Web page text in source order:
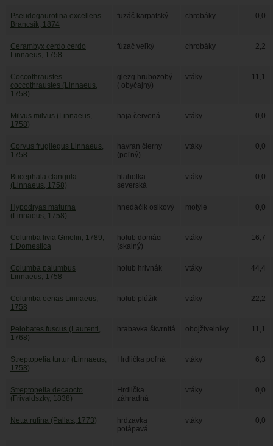
Pseudogaurotina excellens
Brancsik, 1874
fuzáč karpatský chrobáky 0,0
Cerambyx cerdo cerdo
Linnaeus, 1758
fúzač veľký chrobáky 2,2
Coccothraustes
coccothraustes (Linnaeus,
1758)
glezg hrubozobý
( obyčajný)
vtáky 11,1
Milvus milvus (Linnaeus,
1758)
haja červená vtáky 0,0
Corvus frugilegus Linnaeus,
1758
havran čierny
(poľný)
vtáky 0,0
Bucephala clangula
(Linnaeus, 1758)
hlaholka
severská
vtáky 0,0
Hypodryas maturna
(Linnaeus, 1758)
hnedáčik osikový motýle 0,0
Columba livia Gmelin, 1789,
f. Domestica
holub domáci
(skalný)
vtáky 16,7
Columba palumbus
Linnaeus, 1758
holub hrivnák vtáky 44,4
Columba oenas Linnaeus,
1758
holub plúžik vtáky 22,2
Pelobates fuscus (Laurenti,
1768)
hrabavka škvrnitá obojživelníky 11,1
Streptopelia turtur (Linnaeus,
1758)
Hrdlička poľná vtáky 6,3
Streptopelia decaocto
(Frivaldszky, 1838)
Hrdlička
záhradná
vtáky 0,0
Netta rufina (Pallas, 1773)
hrdzavka
potápavá
vtáky 0,0